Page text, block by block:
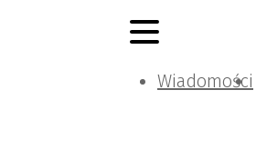
Wiadomości